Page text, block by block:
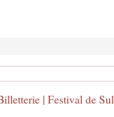
| Festival de